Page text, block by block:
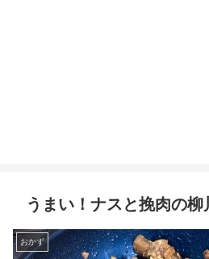
うまい！ナスと挽肉の柳
おかず